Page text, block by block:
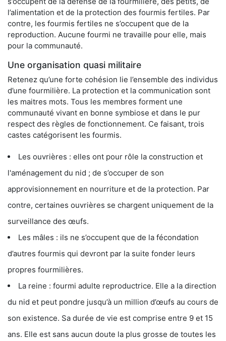
l’alimentation et de la protection des fourmis fertiles. Par
contre, les fourmis fertiles ne s’occupent que de la
reproduction. Aucune fourmi ne travaille pour elle, mais
pour la communauté.
Une organisation quasi militaire
Retenez qu’une forte cohésion lie l’ensemble des individus
d’une fourmilière. La protection et la communication sont
les maitres mots. Tous les membres forment une
communauté vivant en bonne symbiose et dans le pur
respect des règles de fonctionnement. Ce faisant, trois
castes catégorisent les fourmis.
Les ouvrières : elles ont pour rôle la construction et
l'aménagement du nid ; de s’occuper de son
approvisionnement en nourriture et de la protection. Par
contre, certaines ouvrières se chargent uniquement de la
surveillance des œufs.
Les mâles : ils ne s’occupent que de la fécondation
d’autres fourmis qui devront par la suite fonder leurs
propres fourmilières.
La reine : fourmi adulte reproductrice. Elle a la direction
du nid et peut pondre jusqu’à un million d’œufs au cours de
son existence. Sa durée de vie est comprise entre 9 et 15
ans. Elle est sans aucun doute la plus grosse de toutes les